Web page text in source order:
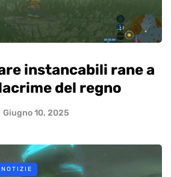
instancabili rane a
del regno
Giugno 10, 2025
NOTIZIE